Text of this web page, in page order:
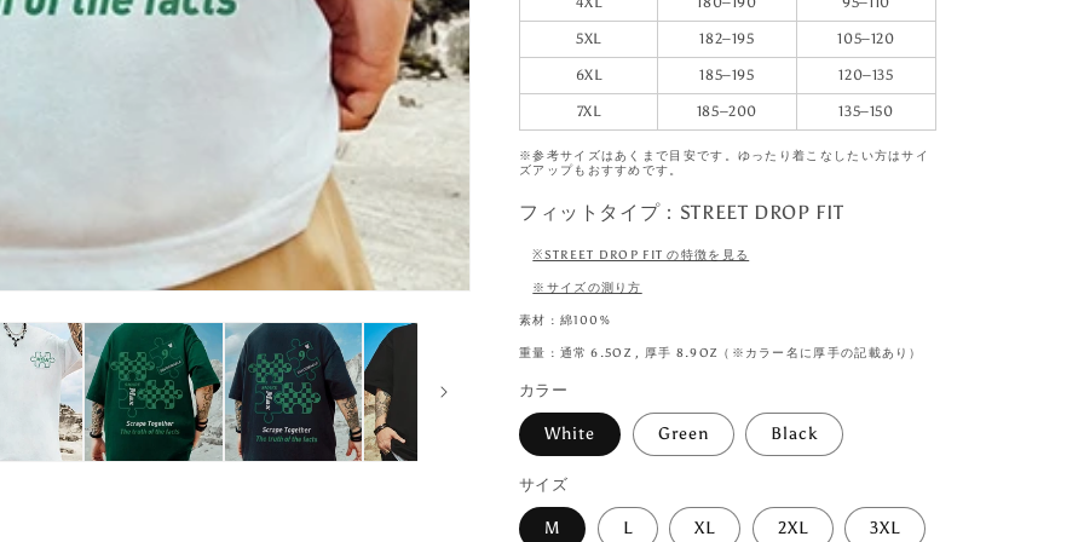
5XL 182–195 105–120
6XL 185–195 120–135
7XL 185–200 135–150
※参考サイズはあくまで目安です。ゆったり着こなしたい方はサイ
ズアップもおすすめです。
フィットタイプ：STREET DROP FIT
※STREET DROP FIT の特徴を見る
※サイズの測り方
素材 : 綿100%
重量 : 通常 6.5OZ , 厚手 8.9OZ（※カラー名に厚手の記載あり）
カラー
White Green Black
サイズ
M L XL 2XL 3XL